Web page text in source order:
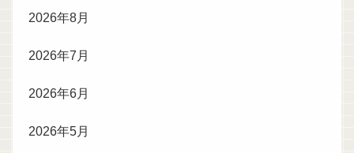
2026年8月
2026年7月
2026年6月
2026年5月